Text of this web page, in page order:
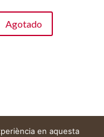
Agotado
en aquesta